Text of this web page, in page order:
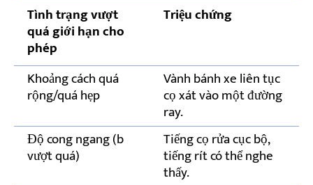
Tình trạng vượt
quá giới hạn cho
phép
Triệu chứng
Khoảng cách quá
rộng/quá hẹp
Vành bánh xe liên tục
cọ xát vào một đường
ray.
Độ cong ngang (b
vượt quá)
Tiếng cọ rửa cục bộ,
tiếng rít có thể nghe
thấy.